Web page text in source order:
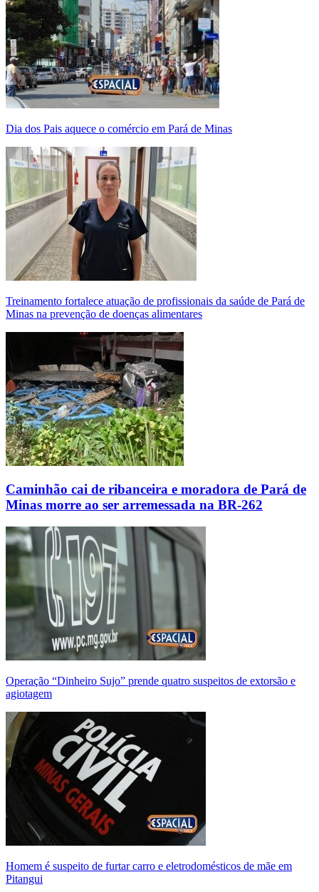
Dia dos Pais aquece o comércio em Pará de Minas
Treinamento fortalece atuação de profissionais da saúde de Pará de
Minas na prevenção de doenças alimentares
Caminhão cai de ribanceira e moradora de Pará de
Minas morre ao ser arremessada na BR-262
Operação “Dinheiro Sujo” prende quatro suspeitos de extorsão e
agiotagem
Homem é suspeito de furtar carro e eletrodomésticos de mãe em
Pitangui